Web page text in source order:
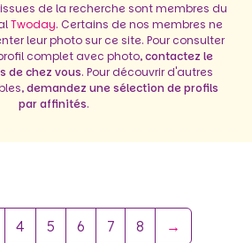
de la recherche sont membres du
Twoday. Certains de nos membres ne
leur photo sur ce site. Pour consulter
complet avec photo,contactez le
de chez vous. Pour découvrir d'autres
demandez une sélection de profils
par affinités.
4 5 6 7 8 →